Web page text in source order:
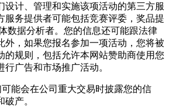
设计、管理和实施该项活动的第三方服
服务提供者可能包括竞赛评委，奖品提
数据分析者。您的信息还可能跟法律
外，如果您报名参加一项活动，您将被
的规则，包括允许本网站赞助商使用您
广告和市场推广活动。
能会在公司重大交易时披露您的信
产。